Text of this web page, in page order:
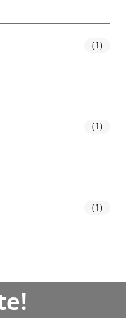
(1)
(1)
(1)